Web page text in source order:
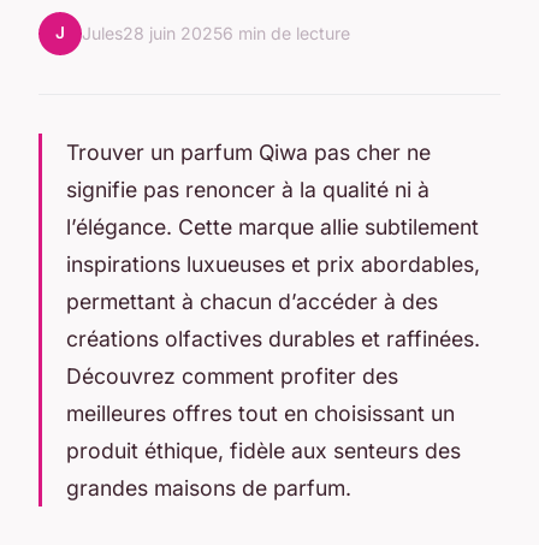
J Jules28 juin 20256 min de lecture
Trouver un parfum Qiwa pas cher ne
signifie pas renoncer à la qualité ni à
l’élégance. Cette marque allie subtilement
inspirations luxueuses et prix abordables,
permettant à chacun d’accéder à des
créations olfactives durables et raffinées.
Découvrez comment profiter des
meilleures offres tout en choisissant un
produit éthique, fidèle aux senteurs des
grandes maisons de parfum.